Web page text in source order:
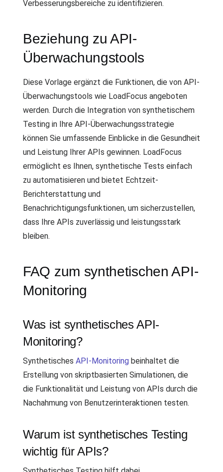
Verbesserungsbereiche zu identifizieren.
Beziehung zu API-
Überwachungstools
Diese Vorlage ergänzt die Funktionen, die von API-
Überwachungstools wie LoadFocus angeboten
werden. Durch die Integration von synthetischem
Testing in Ihre API-Überwachungsstrategie
können Sie umfassende Einblicke in die Gesundheit
und Leistung Ihrer APIs gewinnen. LoadFocus
ermöglicht es Ihnen, synthetische Tests einfach
zu automatisieren und bietet Echtzeit-
Berichterstattung und
Benachrichtigungsfunktionen, um sicherzustellen,
dass Ihre APIs zuverlässig und leistungsstark
bleiben.
FAQ zum synthetischen API-
Monitoring
Was ist synthetisches API-
Monitoring?
Synthetisches API-Monitoring beinhaltet die
Erstellung von skriptbasierten Simulationen, die
die Funktionalität und Leistung von APIs durch die
Nachahmung von Benutzerinteraktionen testen.
Warum ist synthetisches Testing
wichtig für APIs?